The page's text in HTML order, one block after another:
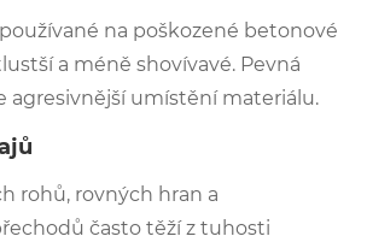
na poškozené betonové
a méně shovívavé. Pevná
agresivnější umístění materiálu.
rohů, rovných hran a
často těží z tuhosti